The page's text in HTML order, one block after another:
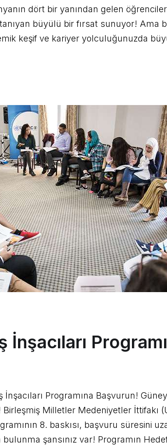
dört bir yanından gelen
büyülü bir fırsat sunuyor! Ama
keşif ve kariyer yolculuğunuzda
İnşacıları
İnşacıları Programına Başvurun!
Milletler Medeniyetler İttifakı
8. baskısı, başvuru süresini
şansınız var! Programın